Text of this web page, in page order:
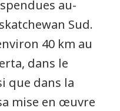
au-
Sud.
40 km au
dans le
que dans la
mise en œuvre